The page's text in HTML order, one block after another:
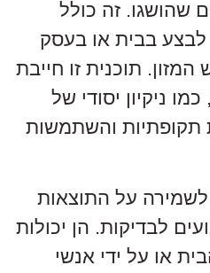
שהושגו. זה כולל
לבצע בבית או בעסק
תוכנית זו חייבת
ניקיון יסודי של
תקופתיות והשתמשות
על התוצאות
לבדיקות. הן יכולות
או על ידי אנשי